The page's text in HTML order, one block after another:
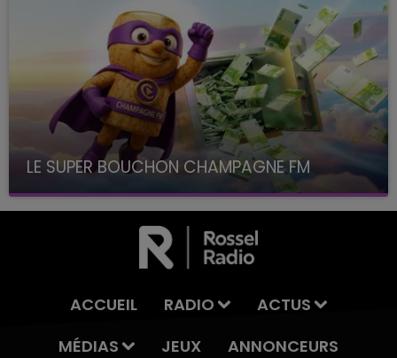
LE SUPER BOUCHON CHAMPAGNE FM
avec La Famille Champagne FM, à 8H10
ACCUEIL RADIO
ACTUS
MÉDIAS
JEUX ANNONCEURS